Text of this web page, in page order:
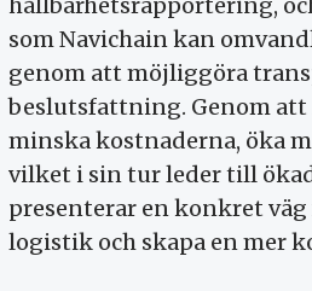
som Navichain kan
genom att möjliggöra
beslutsfattning. Genom
minska kostnaderna, öka
vilket i sin tur leder till
presenterar en konkret
logistik och skapa en mer